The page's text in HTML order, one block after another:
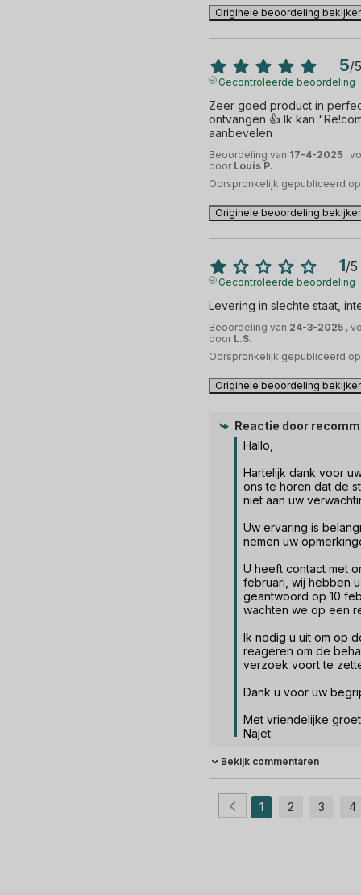
Originele beoordeling
5/5
Gecontroleerde beoordeling
Zeer goed product in
ontvangen 👍 Ik kan
aanbevelen
Beoordeling van 17-4-2025 ,
door Louis P.
Oorspronkelijk gepubliceerd
Originele beoordeling
1/5
Gecontroleerde beoordeling
Levering in slechte staat,
Beoordeling van 24-3-2025 ,
door L.S.
Oorspronkelijk gepubliceerd
Originele beoordeling
Reactie door
Hallo,
Hartelijk dank voor
ons te horen dat de
niet aan uw
Uw ervaring is
nemen uw
U heeft contact met
februari, wij hebben
geantwoord op 10
wachten we op een
Ik nodig u uit om op
reageren om de
verzoek voort te
Dank u voor uw
Met vriendelijke
Najet
Bekijk commentaren
1 2 3 4